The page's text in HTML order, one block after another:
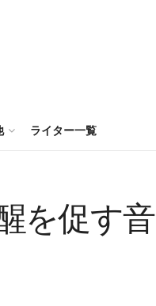
ライター一覧
を促す音